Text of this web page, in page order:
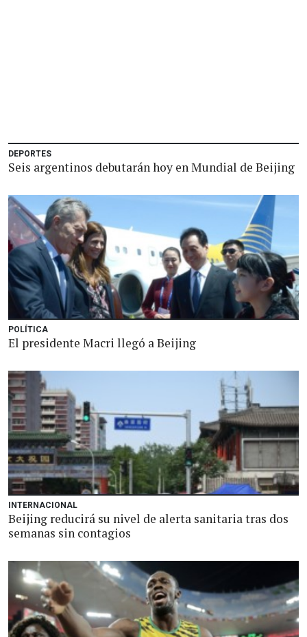
DEPORTES
Seis argentinos debutarán hoy en Mundial de Beijing
POLÍTICA
El presidente Macri llegó a Beijing
INTERNACIONAL
Beijing reducirá su nivel de alerta sanitaria tras dos
semanas sin contagios